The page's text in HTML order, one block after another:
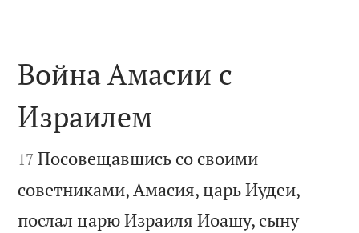

Война Амасии с
Израилем

17 Посовещавшись со своими
советниками, Амасия, царь Иудеи,
послал царю Израиля Иоашу, сыну